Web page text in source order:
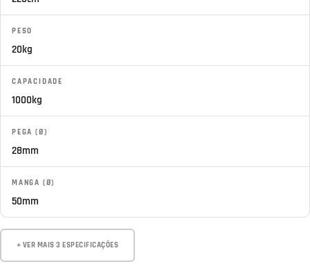
PESO
20kg
CAPACIDADE
1000kg
PEGA (Ø)
28mm
MANGA (Ø)
50mm
+ VER MAIS 3 ESPECIFICAÇÕES